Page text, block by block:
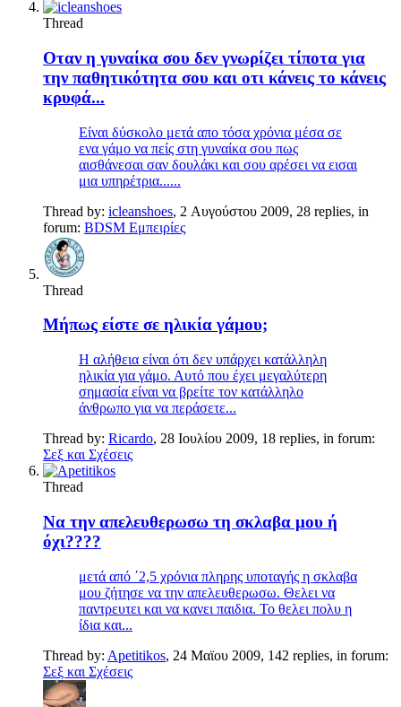
Thread
Οταν η γυναίκα σου δεν γνωρίζει τίποτα για
την παθητικότητα σου και οτι κάνεις το κάνεις
κρυφά...
Είναι δύσκολο μετά απο τόσα χρόνια μέσα σε
ενα γάμο να πείς στη γυναίκα σου πως
αισθάνεσαι σαν δουλάκι και σου αρέσει να εισαι
μια υπηρέτρια......
Thread by: icleanshoes, 2 Αυγούστου 2009, 28 replies, in
forum: BDSM Εμπειρίες
Thread
Μήπως είστε σε ηλικία γάμου;
Η αλήθεια είναι ότι δεν υπάρχει κατάλληλη
ηλικία για γάμο. Αυτό που έχει μεγαλύτερη
σημασία είναι να βρείτε τον κατάλληλο
άνθρωπο για να περάσετε...
Thread by: Ricardo, 28 Ιουλίου 2009, 18 replies, in forum:
Σεξ και Σχέσεις
Thread
Να την απελευθερωσω τη σκλαβα μου ή
όχι????
μετά από ΄2,5 χρόνια πληρης υποταγής η σκλαβα
μου ζήτησε να την απελευθερωσω. Θελει να
παντρευτει και να κανει παιδια. Το θελει πολυ η
ίδια και...
Thread by: Apetitikos, 24 Μαϊου 2009, 142 replies, in forum:
Σεξ και Σχέσεις